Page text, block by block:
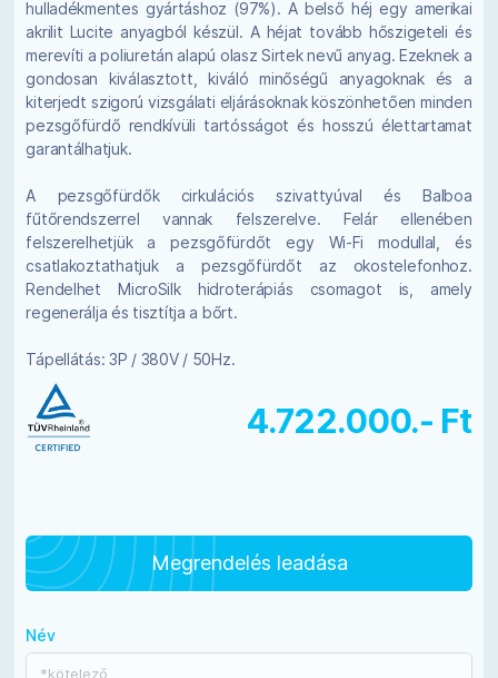
hulladékmentes gyártáshoz (97%). A belső héj egy amerikai
akrilit Lucite anyagból készül. A héjat tovább hőszigeteli és
merevíti a poliuretán alapú olasz Sirtek nevű anyag. Ezeknek a
gondosan kiválasztott, kiváló minőségű anyagoknak és a
kiterjedt szigorú vizsgálati eljárásoknak köszönhetően minden
pezsgőfürdő rendkívüli tartósságot és hosszú élettartamat
garantálhatjuk.
A pezsgőfürdők cirkulációs szivattyúval és Balboa
fűtőrendszerrel vannak felszerelve. Felár ellenében
felszerelhetjük a pezsgőfürdőt egy Wi-Fi modullal, és
csatlakoztathatjuk a pezsgőfürdőt az okostelefonhoz.
Rendelhet MicroSilk hidroterápiás csomagot is, amely
regenerálja és tisztítja a bőrt.
Tápellátás: 3P / 380V / 50Hz.
4.722.000.- Ft
Megrendelés leadása
Név